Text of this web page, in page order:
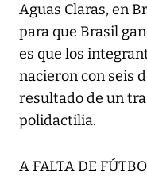
Aguas Claras, en
para que Brasil
es que los
nacieron con seis
resultado de un
polidactilia.
A FALTA DE